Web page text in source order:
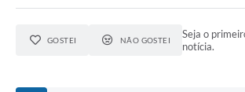
GOSTEI NÃO GOSTEI
Seja o
notícia.